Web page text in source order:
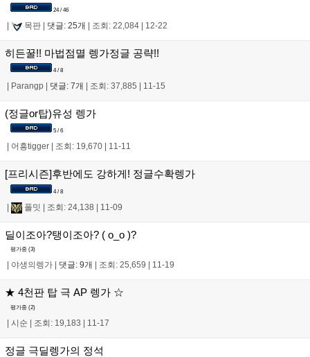
24 / 46
| 목판 | 댓글: 25개 | 조회: 22,084 | 12-22
히든꿀!! 마법점멸 렝가정글 공략!!
4 / 8
Parangp 댓글: 7개 조회: 37,885 11-15
(정글or탑)유성 렝가
5 / 6
어흥tigger 조회: 19,670 11-11
[프리시즌]후반에도 강하게! 정글수확렝가
4 / 8
| 폴밋 | 조회: 24,138 | 11-09
딜이조아?탱이조아? ( o_o )?
평가중 (3)
야생의렝가 댓글: 9개 조회: 25,659 11-19
★ 4천판 탑 극 AP 렝가 ☆
평가중 (2)
| 시순 | 조회: 19,183 | 11-17
정글 극딜렝가의 정석